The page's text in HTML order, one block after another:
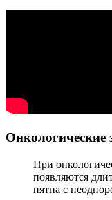
Онкологические
При
появляются
пятна с